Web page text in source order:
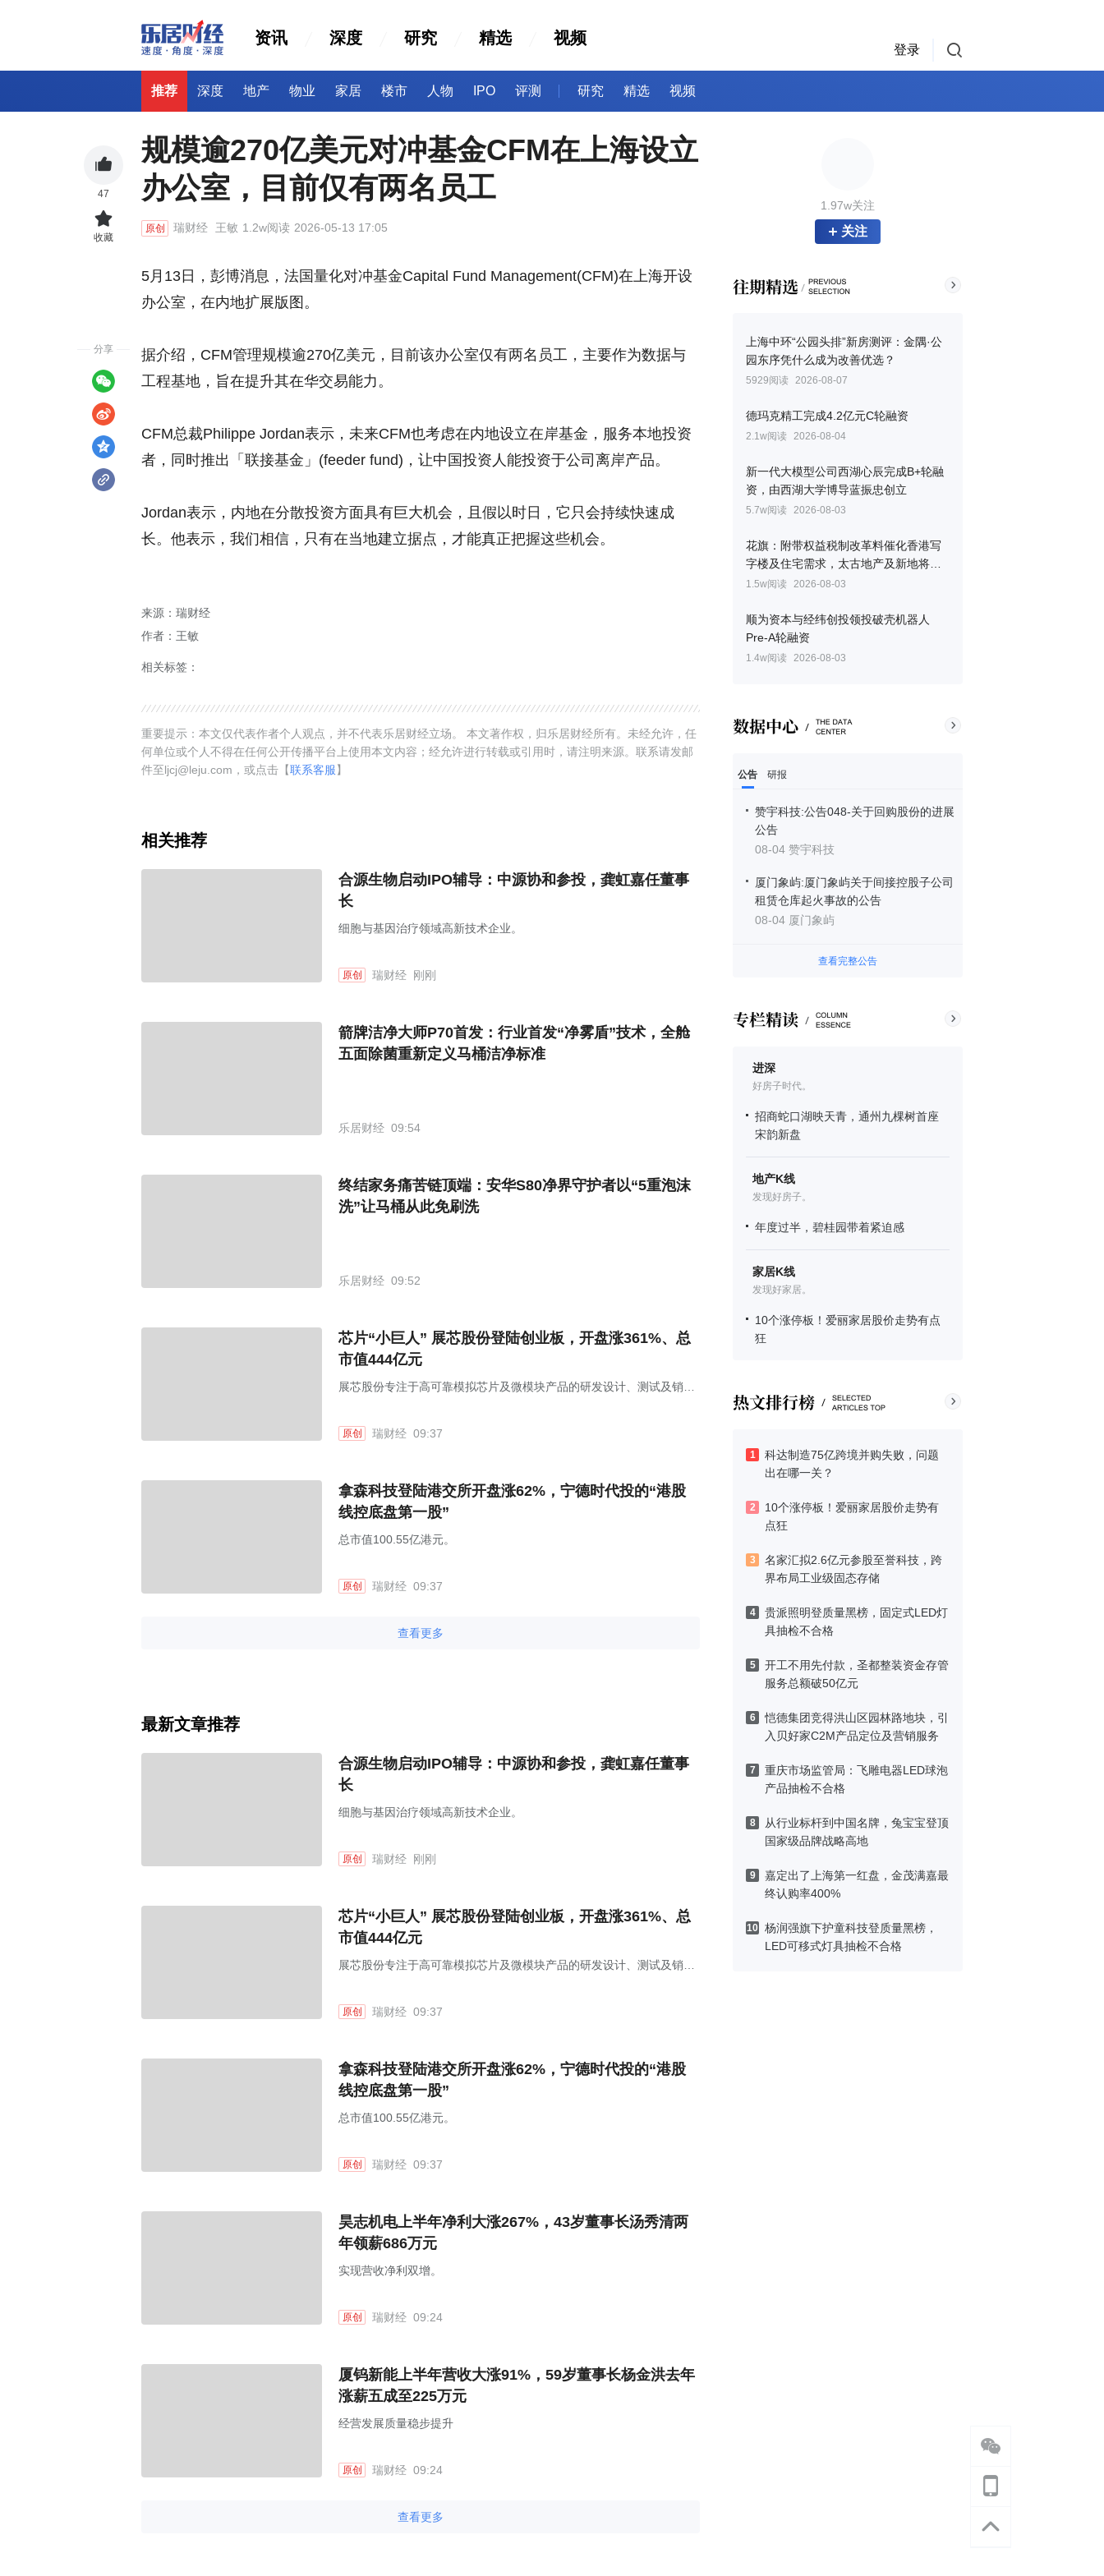
资讯 深度 研究 精选 视频
登录
推荐 深度 地产 物业 家居 楼市 人物 IPO 评测 研究 精选 视频
1.97w关注
关注
上海中环“公园头排”新房测评：金隅·公
园东序凭什么成为改善优选？
5929阅读 2026-08-07
德玛克精工完成4.2亿元C轮融资
2.1w阅读 2026-08-04
新一代大模型公司西湖心辰完成B+轮融
资，由西湖大学博导蓝振忠创立
5.7w阅读 2026-08-03
花旗：附带权益税制改革料催化香港写
字楼及住宅需求，太古地产及新地将受
惠
1.5w阅读 2026-08-03
顺为资本与经纬创投领投破壳机器人
Pre-A轮融资
1.4w阅读 2026-08-03
公告 研报
赞宇科技:公告048-关于回购股份的进展
公告
08-04 赞宇科技
厦门象屿:厦门象屿关于间接控股子公司
租赁仓库起火事故的公告
08-04 厦门象屿
查看完整公告
进深
好房子时代。
招商蛇口湖映天青，通州九棵树首座
宋韵新盘
地产K线
发现好房子。
年度过半，碧桂园带着紧迫感
家居K线
发现好家居。
10个涨停板！爱丽家居股价走势有点
狂
1
科达制造75亿跨境并购失败，问题
出在哪一关？
2
10个涨停板！爱丽家居股价走势有
点狂
3
名家汇拟2.6亿元参股至誉科技，跨
界布局工业级固态存储
4
贵派照明登质量黑榜，固定式LED灯
具抽检不合格
5
开工不用先付款，圣都整装资金存管
服务总额破50亿元
6
恺德集团竞得洪山区园林路地块，引
入贝好家C2M产品定位及营销服务
7
重庆市场监管局：飞雕电器LED球泡
产品抽检不合格
8
从行业标杆到中国名牌，兔宝宝登顶
国家级品牌战略高地
9
嘉定出了上海第一红盘，金茂满嘉最
终认购率400%
10 杨润强旗下护童科技登质量黑榜，
LED可移式灯具抽检不合格
规模逾270亿美元对冲基金CFM在上海设立
办公室，目前仅有两名员工
原创 瑞财经 王敏 1.2w阅读 2026-05-13 17:05
5月13日，彭博消息，法国量化对冲基金Capital Fund Management(CFM)在上海开设
办公室，在内地扩展版图。
据介绍，CFM管理规模逾270亿美元，目前该办公室仅有两名员工，主要作为数据与
工程基地，旨在提升其在华交易能力。
CFM总裁Philippe Jordan表示，未来CFM也考虑在内地设立在岸基金，服务本地投资
者，同时推出「联接基金」(feeder fund)，让中国投资人能投资于公司离岸产品。
Jordan表示，内地在分散投资方面具有巨大机会，且假以时日，它只会持续快速成
长。他表示，我们相信，只有在当地建立据点，才能真正把握这些机会。
来源：瑞财经
作者：王敏
相关标签：
重要提示：本文仅代表作者个人观点，并不代表乐居财经立场。 本文著作权，归乐居财经所有。未经允许，任
何单位或个人不得在任何公开传播平台上使用本文内容；经允许进行转载或引用时，请注明来源。联系请发邮
件至ljcj@leju.com，或点击【联系客服】
相关推荐
合源生物启动IPO辅导：中源协和参投，龚虹嘉任董事
长
细胞与基因治疗领域高新技术企业。
原创 瑞财经 刚刚
箭牌洁净大师P70首发：行业首发“净雾盾”技术，全舱
五面除菌重新定义马桶洁净标准
乐居财经 09:54
终结家务痛苦链顶端：安华S80净界守护者以“5重泡沫
洗”让马桶从此免刷洗
乐居财经 09:52
芯片“小巨人” 展芯股份登陆创业板，开盘涨361%、总
市值444亿元
展芯股份专注于高可靠模拟芯片及微模块产品的研发设计、测试及销
原创 瑞财经 09:37
拿森科技登陆港交所开盘涨62%，宁德时代投的“港股
线控底盘第一股”
总市值100.55亿港元。
原创 瑞财经 09:37
查看更多
最新文章推荐
合源生物启动IPO辅导：中源协和参投，龚虹嘉任董事
长
细胞与基因治疗领域高新技术企业。
原创 瑞财经 刚刚
芯片“小巨人” 展芯股份登陆创业板，开盘涨361%、总
市值444亿元
展芯股份专注于高可靠模拟芯片及微模块产品的研发设计、测试及销
原创 瑞财经 09:37
拿森科技登陆港交所开盘涨62%，宁德时代投的“港股
线控底盘第一股”
总市值100.55亿港元。
原创 瑞财经 09:37
昊志机电上半年净利大涨267%，43岁董事长汤秀清两
年领薪686万元
实现营收净利双增。
原创 瑞财经 09:24
厦钨新能上半年营收大涨91%，59岁董事长杨金洪去年
涨薪五成至225万元
经营发展质量稳步提升
原创 瑞财经 09:24
查看更多
47
收藏
分享